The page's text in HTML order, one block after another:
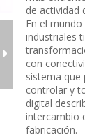
de actividad
En el
industriales
con
sistema que
controlar y
digital
intercambio
fabricación.